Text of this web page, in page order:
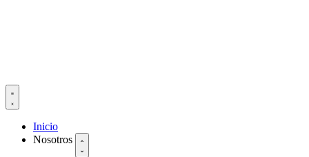
Inicio
Nosotros